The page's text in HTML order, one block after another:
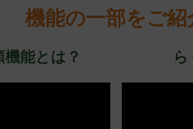
機能の一部をご紹
能とは？